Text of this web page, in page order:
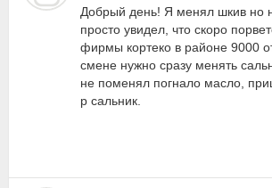
Добрый день! Я менял шкив но
просто увидел, что скоро
фирмы кортеко в районе 9000
смене нужно сразу менять
не поменял погнало масло,
р сальник.